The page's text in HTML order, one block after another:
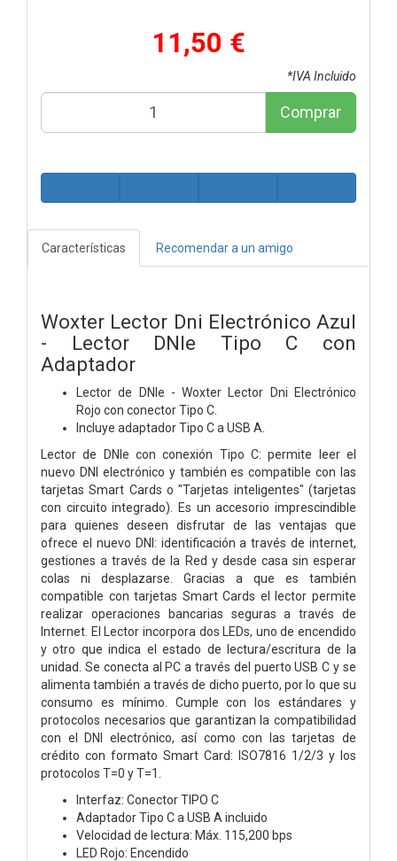
11,50 €
*IVA Incluido
Comprar
Características Recomendar a un amigo
Woxter Lector Dni Electrónico Azul
- Lector DNIe Tipo C con
Adaptador
Lector de DNIe - Woxter Lector Dni Electrónico
Rojo con conector Tipo C.
Incluye adaptador Tipo C a USB A.
Lector de DNIe con conexión Tipo C: permite leer el
nuevo DNI electrónico y también es compatible con las
tarjetas Smart Cards o "Tarjetas inteligentes" (tarjetas
con circuito integrado). Es un accesorio imprescindible
para quienes deseen disfrutar de las ventajas que
ofrece el nuevo DNI: identificación a través de internet,
gestiones a través de la Red y desde casa sin esperar
colas ni desplazarse. Gracias a que es también
compatible con tarjetas Smart Cards el lector permite
realizar operaciones bancarias seguras a través de
Internet. El Lector incorpora dos LEDs, uno de encendido
y otro que indica el estado de lectura/escritura de la
unidad. Se conecta al PC a través del puerto USB C y se
alimenta también a través de dicho puerto, por lo que su
consumo es mínimo. Cumple con los estándares y
protocolos necesarios que garantizan la compatibilidad
con el DNI electrónico, así como con las tarjetas de
crédito con formato Smart Card: ISO7816 1/2/3 y los
protocolos T=0 y T=1.
Interfaz: Conector TIPO C
Adaptador Tipo C a USB A incluido
Velocidad de lectura: Máx. 115,200 bps
LED Rojo: Encendido